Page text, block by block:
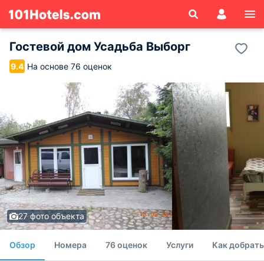
Гостевой дом Усадьба Выборг
9.4 На основе 76 оценок
27 фото объекта
Обзор Номера 76 оценок Услуги Как